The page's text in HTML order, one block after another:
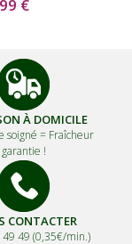
€
À DOMICILE
soigné = Fraîcheur
garantie !
CONTACTER
49 (0,35€/min.)